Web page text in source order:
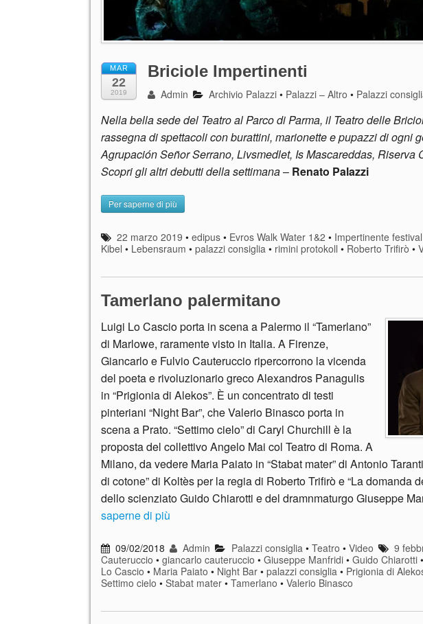
MAR
22
2019
Briciole Impertinenti
Admin Archivio Palazzi • Palazzi – Altro • Palazzi
Nella bella sede del Teatro al Parco di Parma, il Teatro delle
rassegna di spettacoli con burattini, marionette e pupazzi di ogni
Agrupación Señor Serrano, Livsmedlet, Is Mascareddas, Riserva
Scopri gli altri debutti della settimana– Renato Palazzi
Per saperne di più
22 marzo 2019 •edipus • Evros Walk Water 1&2 • Impertinente
Kibel • Lebensraum • palazzi consiglia • rimini protokoll • Roberto Trifirò •
Tamerlano palermitano
Luigi Lo Cascio porta in scena a Palermo il “Tamerlano”
di Marlowe, raramente visto in Italia. A Firenze,
Giancarlo e Fulvio Cauteruccio ripercorrono la vicenda
del poeta e rivoluzionario greco Alexandros Panagulis
in “Prigionia di Alekos”. È un concentrato di testi
pinteriani “Night Bar”, che Valerio Binasco porta in
scena a Prato. “Settimo cielo” di Caryl Churchill è la
proposta del collettivo Angelo Mai col Teatro di Roma. A
Milano, da vedere Maria Paiato in “Stabat mater” di Antonio
di cotone” di Koltès per la regia di Roberto Trifirò e “La domanda
dello scienziato Guido Chiarotti e del dramnmaturgo Giuseppe
saperne di più
09/02/2018 Admin Palazzi consiglia • Teatro • Video 9
Cauteruccio • giancarlo cauteruccio • Giuseppe Manfridi • Guido Chiarotti •
Lo Cascio • Maria Paiato • Night Bar • palazzi consiglia • Prigionia di
Settimo cielo • Stabat mater • Tamerlano • Valerio Binasco